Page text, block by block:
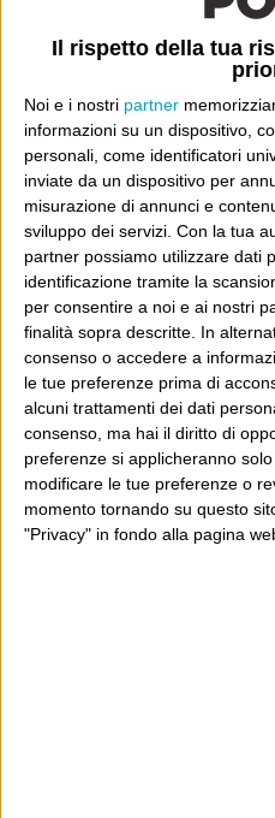
Il rispetto della tua
Noi e i nostri partner
informazioni su un dispositivo,
personali, come identificatori
inviate da un dispositivo per
misurazione di annunci e
sviluppo dei servizi. Con la tua
partner possiamo utilizzare dati
identificazione tramite la
per consentire a noi e ai nostri
finalità sopra descritte. In
consenso o accedere a
le tue preferenze prima di
alcuni trattamenti dei dati
consenso, ma hai il diritto di
preferenze si applicheranno
modificare le tue preferenze o
momento tornando su questo
"Privacy" in fondo alla pagina
3 COMMENTI SU “
SCONTATE”
Luca Bassini
13:34
Pratica
putroppo,
cosiddette
negli ultimi
hanno meno